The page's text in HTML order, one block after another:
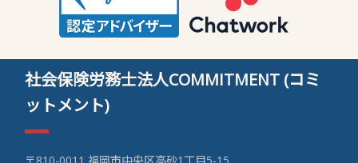
社会保険労務士法人COMMITMENT (コミ
ットメント)